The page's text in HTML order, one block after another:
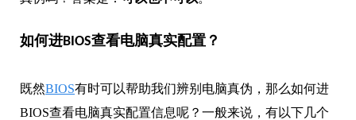
如何进BIOS查看电脑真实配置？
既然BIOS有时可以帮助我们辨别电脑真伪，那么如何进
BIOS查看电脑真实配置信息呢？一般来说，有以下几个